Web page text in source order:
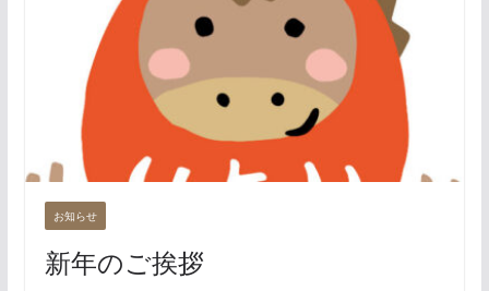
お知らせ
新年のご挨拶